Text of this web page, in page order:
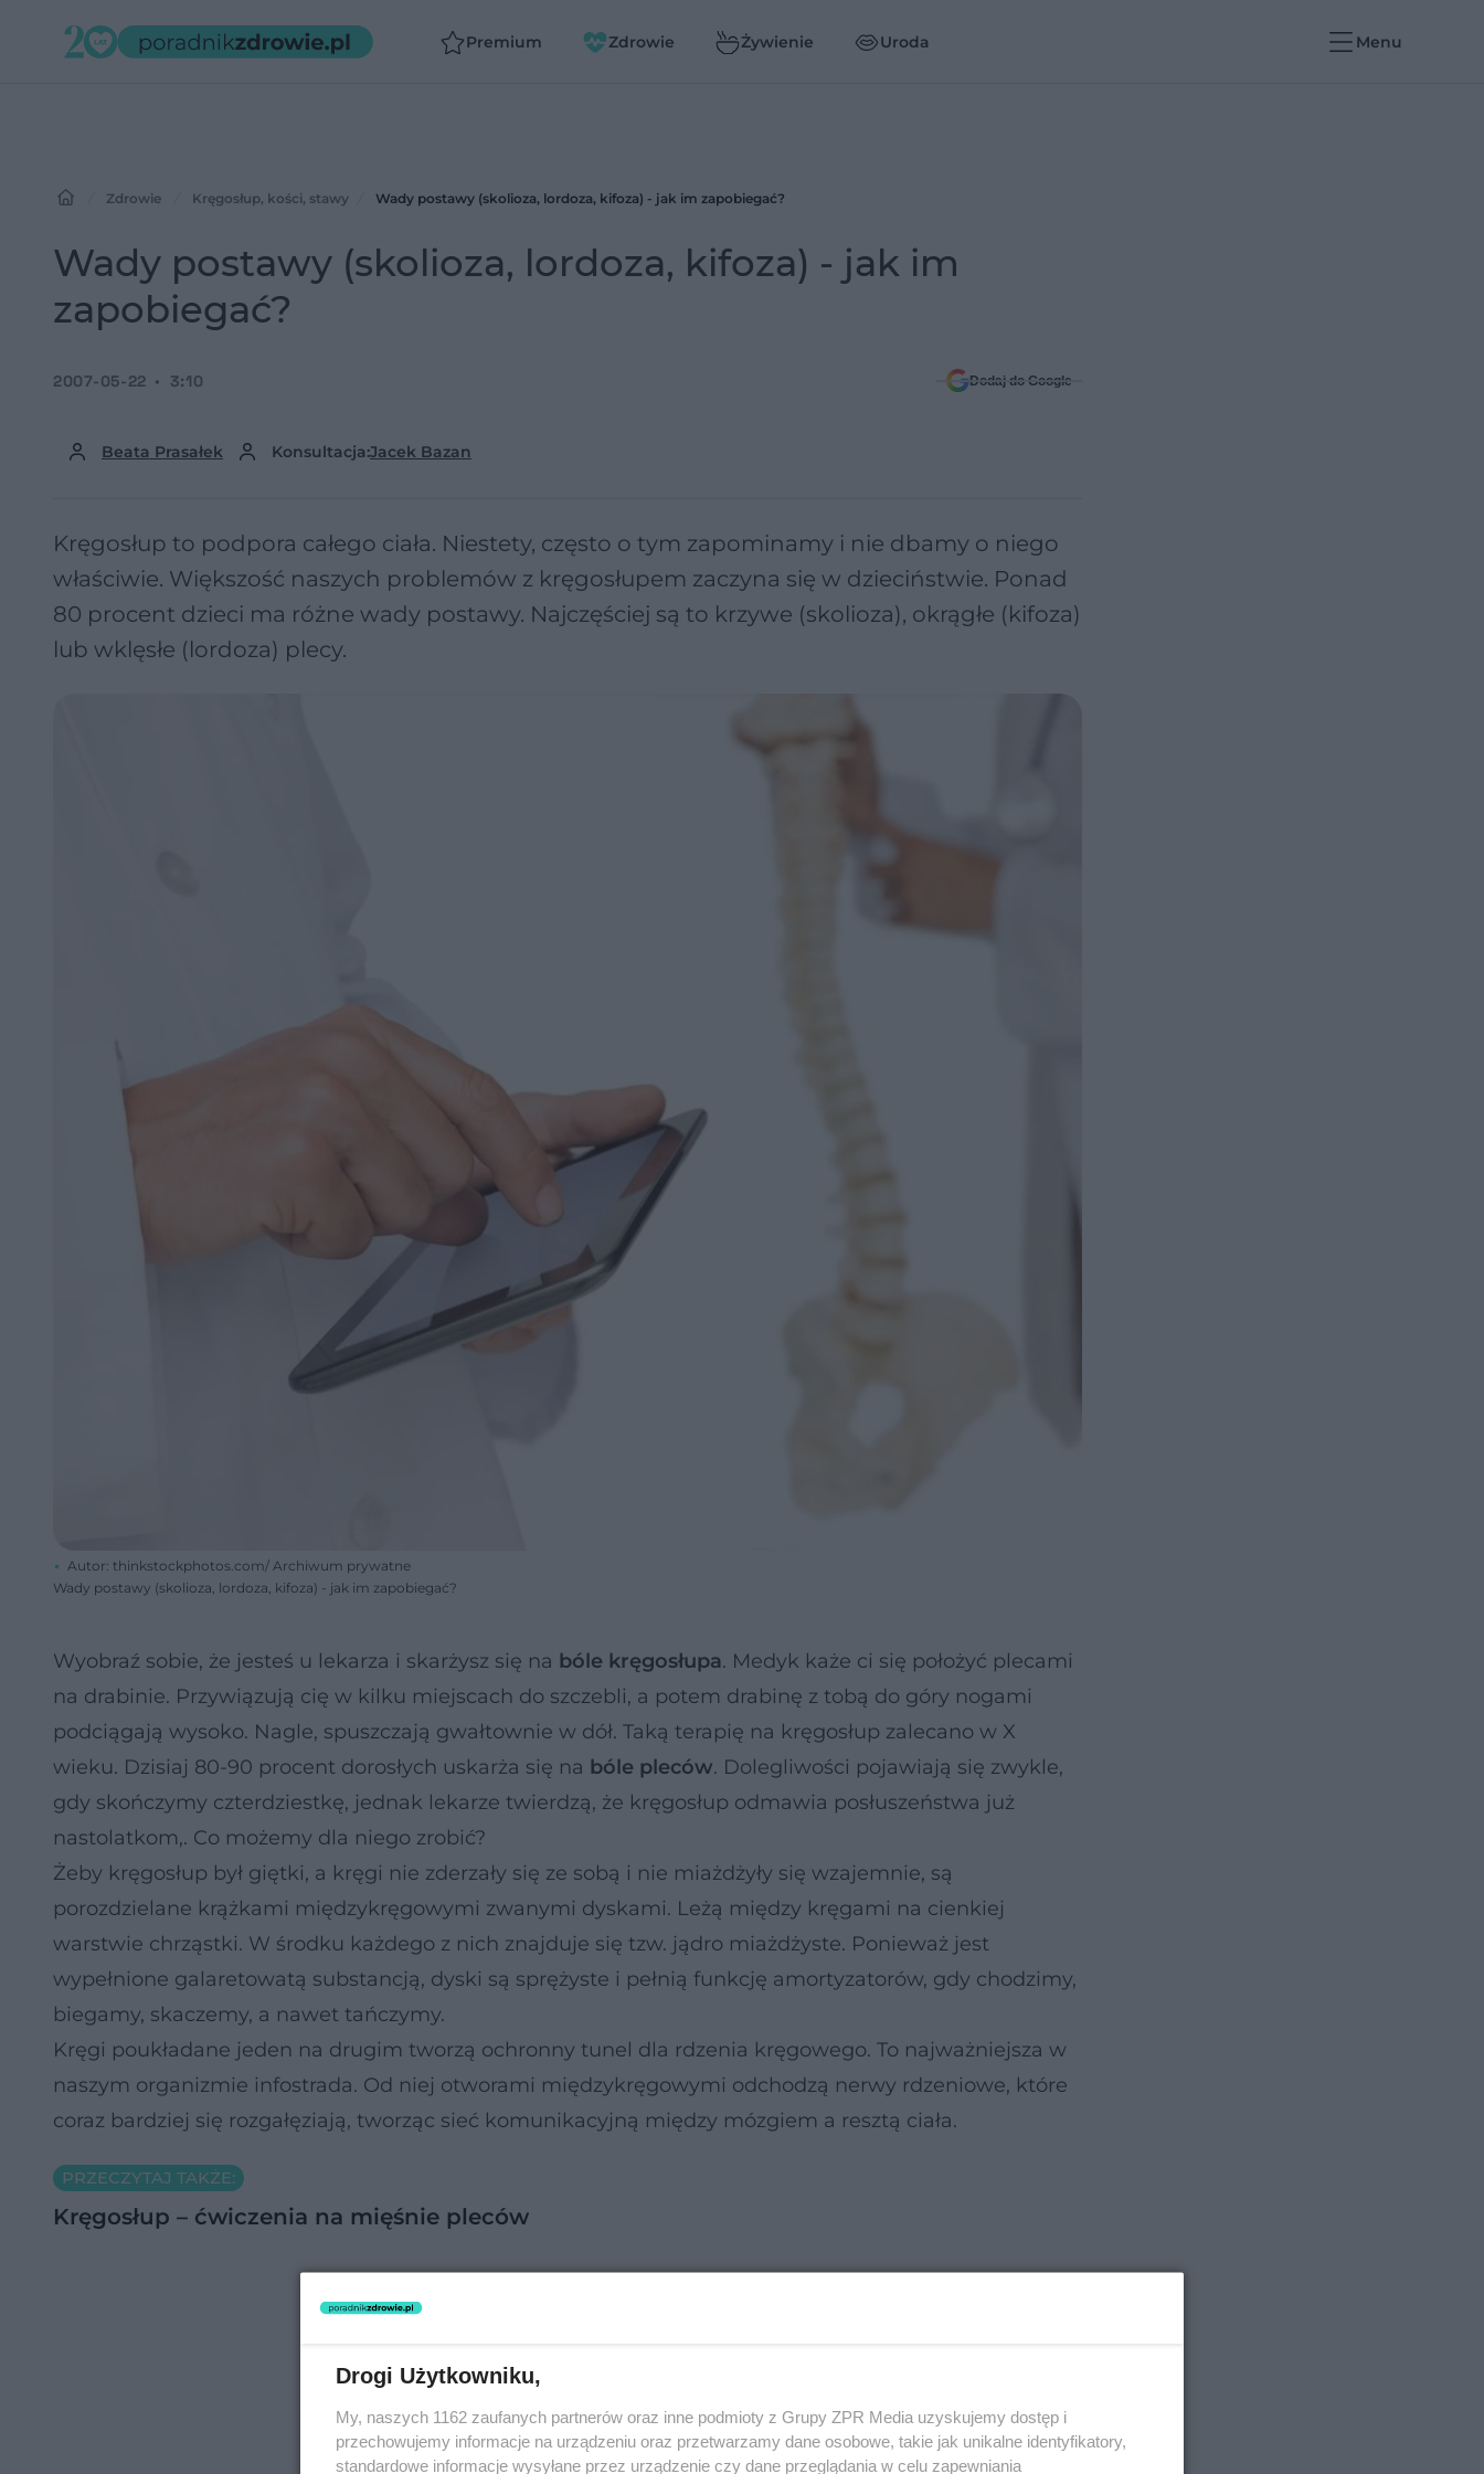
Premium Zdrowie Żywienie Uroda Menu
Zdrowie Kręgosłup, kości, stawy Wady postawy (skolioza, lordoza, kifoza) - jak im zapobiegać?
Wady postawy (skolioza, lordoza, kifoza) - jak im
zapobiegać?
Beata Prasałek Konsultacja:Jacek Bazan
2007-05-22 3:10 Dodaj do Google
Kręgosłup to podpora całego ciała. Niestety, często o tym zapominamy i nie dbamy o niego
właściwie. Większość naszych problemów z kręgosłupem zaczyna się w dzieciństwie. Ponad
80 procent dzieci ma różne wady postawy. Najczęściej są to krzywe (skolioza), okrągłe (kifoza)
lub wklęsłe (lordoza) plecy.
Autor: thinkstockphotos.com/ Archiwum prywatne
Wady postawy (skolioza, lordoza, kifoza) - jak im zapobiegać?
Wyobraź sobie, że jesteś u lekarza i skarżysz się na bóle kręgosłupa. Medyk każe ci się położyć plecami
na drabinie. Przywiązują cię w kilku miejscach do szczebli, a potem drabinę z tobą do góry nogami
podciągają wysoko. Nagle, spuszczają gwałtownie w dół. Taką terapię na kręgosłup zalecano w X
wieku. Dzisiaj 80-90 procent dorosłych uskarża się na bóle pleców. Dolegliwości pojawiają się zwykle,
gdy skończymy czterdziestkę, jednak lekarze twierdzą, że kręgosłup odmawia posłuszeństwa już
nastolatkom,. Co możemy dla niego zrobić?
Żeby kręgosłup był giętki, a kręgi nie zderzały się ze sobą i nie miażdżyły się wzajemnie, są
porozdzielane krążkami międzykręgowymi zwanymi dyskami. Leżą między kręgami na cienkiej
warstwie chrząstki. W środku każdego z nich znajduje się tzw. jądro miażdżyste. Ponieważ jest
wypełnione galaretowatą substancją, dyski są sprężyste i pełnią funkcję amortyzatorów, gdy chodzimy,
biegamy, skaczemy, a nawet tańczymy.
Kręgi poukładane jeden na drugim tworzą ochronny tunel dla rdzenia kręgowego. To najważniejsza w
naszym organizmie infostrada. Od niej otworami międzykręgowymi odchodzą nerwy rdzeniowe, które
coraz bardziej się rozgałęziają, tworząc sieć komunikacyjną między mózgiem a resztą ciała.
PRZECZYTAJ TAKŻE:
Kręgosłup – ćwiczenia na mięśnie pleców
Drogi Użytkowniku,
My, naszych 1162 zaufanych partnerów oraz inne podmioty z Grupy ZPR Media uzyskujemy dostęp i
przechowujemy informacje na urządzeniu oraz przetwarzamy dane osobowe, takie jak unikalne identyfikatory,
standardowe informacje wysyłane przez urządzenie czy dane przeglądania w celu zapewniania